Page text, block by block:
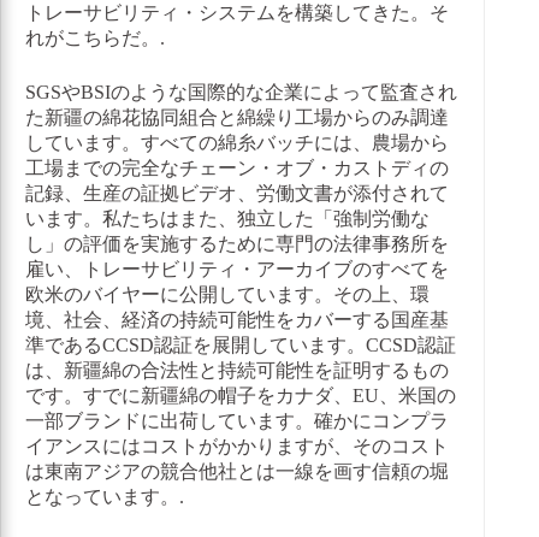
トレーサビリティ・システムを構築してきた。そ
れがこちらだ。.
SGSやBSIのような国際的な企業によって監査され
た新疆の綿花協同組合と綿繰り工場からのみ調達
しています。すべての綿糸バッチには、農場から
工場までの完全なチェーン・オブ・カストディの
記録、生産の証拠ビデオ、労働文書が添付されて
います。私たちはまた、独立した「強制労働な
し」の評価を実施するために専門の法律事務所を
雇い、トレーサビリティ・アーカイブのすべてを
欧米のバイヤーに公開しています。その上、環
境、社会、経済の持続可能性をカバーする国産基
準であるCCSD認証を展開しています。CCSD認証
は、新疆綿の合法性と持続可能性を証明するもの
です。すでに新疆綿の帽子をカナダ、EU、米国の
一部ブランドに出荷しています。確かにコンプラ
イアンスにはコストがかかりますが、そのコスト
は東南アジアの競合他社とは一線を画す信頼の堀
となっています。.